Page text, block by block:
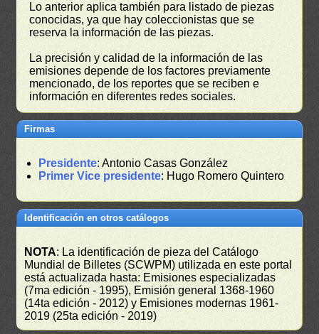
Lo anterior aplica también para listado de piezas
conocidas, ya que hay coleccionistas que se
reserva la información de las piezas.
La precisión y calidad de la información de las
emisiones depende de los factores previamente
mencionado, de los reportes que se reciben e
información en diferentes redes sociales.
Firmas
Presidente: Antonio Casas González
Primer Vice presidente: Hugo Romero Quintero
Identificación en otros catálogos
NOTA: La identificación de pieza del Catálogo
Mundial de Billetes (SCWPM) utilizada en este portal
está actualizada hasta: Emisiones especializadas
(7ma edición - 1995), Emisión general 1368-1960
(14ta edición - 2012) y Emisiones modernas 1961-
2019 (25ta edición - 2019)